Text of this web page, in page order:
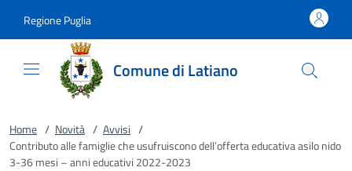
Regione Puglia
Comune di Latiano
Home / Novità / Avvisi /
Contributo alle famiglie che usufruiscono dell’offerta educativa asilo nido
3-36 mesi – anni educativi 2022-2023